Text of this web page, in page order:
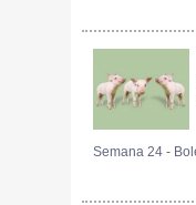
Semana 24 -